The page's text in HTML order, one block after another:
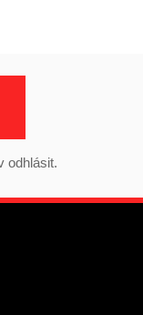
odhlásit.